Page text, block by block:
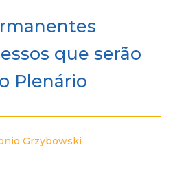
que serão
Plenário
Grzybowski